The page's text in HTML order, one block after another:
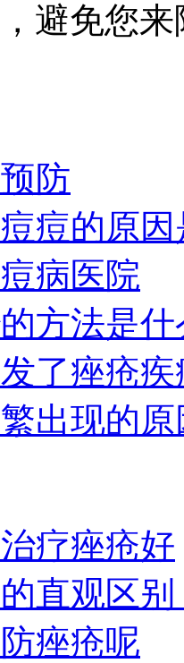
避免您
防
痘的原
病医院
方法是什
了痤疮疾
出现的原
疗痤疮好
直观区
痤疮呢